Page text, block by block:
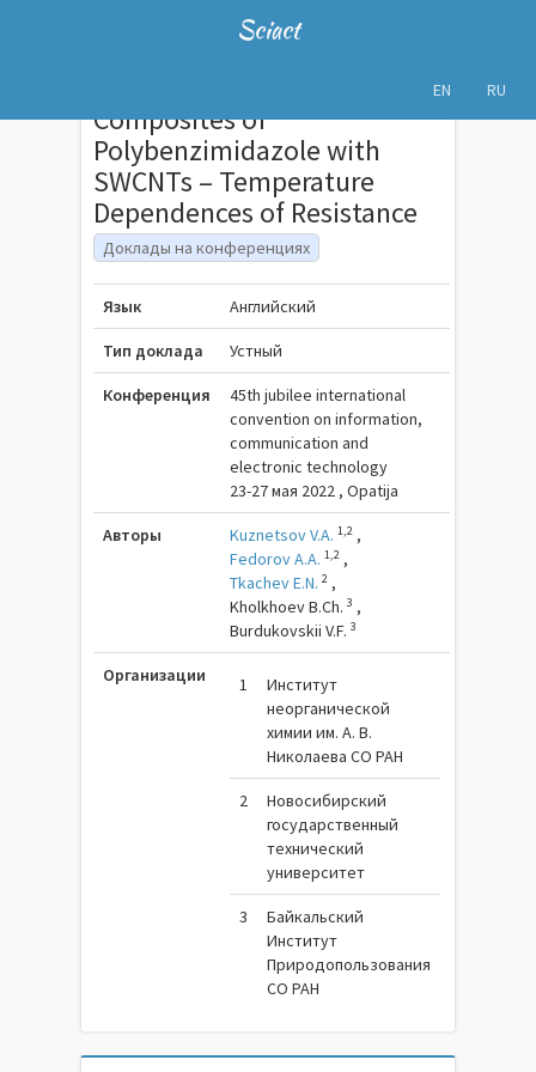
Sciact
EN RU
Composites of
Polybenzimidazole with
SWCNTs – Temperature
Dependences of Resistance
Доклады на конференциях
Язык Английский
Тип доклада Устный
Конференция
45th jubilee international
convention on information,
communication and
electronic technology
23-27 мая 2022 , Opatija
Авторы Kuznetsov V.A. 1,2 ,
Fedorov A.A. 1,2 ,
Tkachev E.N. 2 ,
Kholkhoev B.Ch.3 ,
Burdukovskii V.F.3
Организации 1
Институт
неорганической
химии им. А. В.
Николаева СО РАН
2
Новосибирский
государственный
технический
университет
3
Байкальский
Институт
Природопользования
СО РАН